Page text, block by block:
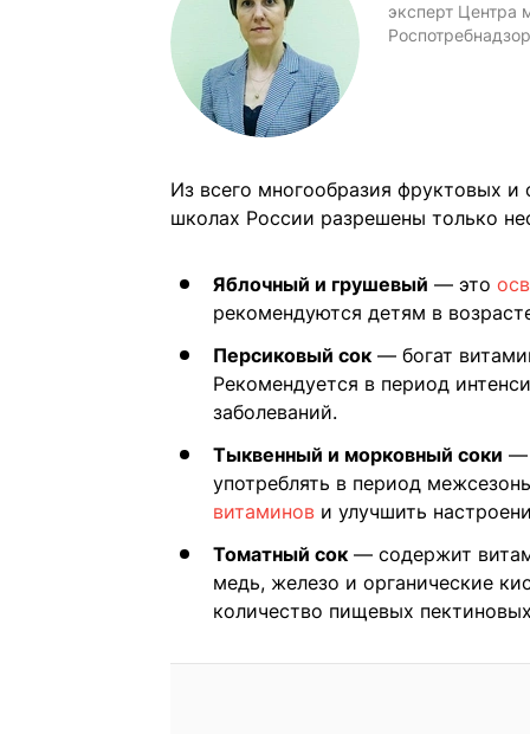
эксперт Центра
Из всего многообразия фруктовых
школах России разрешены только
Яблочный и грушевый — это
рекомендуются детям в
Персиковый сок — богат
Рекомендуется в период
заболеваний.
Тыквенный и морковный соки —
употреблять в период
витаминов и улучшить
Томатный сок — содержит
медь, железо и органические
количество пищевых